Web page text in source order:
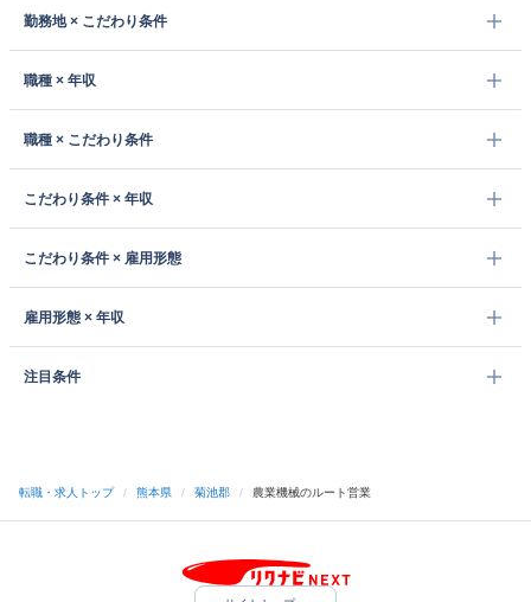
勤務地 × こだわり条件
職種 × 年収
職種 × こだわり条件
こだわり条件 × 年収
こだわり条件 × 雇用形態
雇用形態 × 年収
注目条件
転職・求人トップ / 熊本県 / 菊池郡 / 農業機械のルート営業